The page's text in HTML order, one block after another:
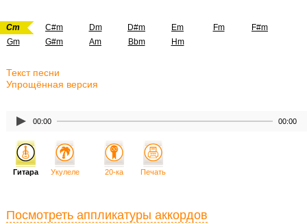
Cm C#m Dm D#m Em Fm
F#m
Gm
G#m Am Bbm Hm
Текст песни
Упрощённая версия
00:00 00:00
Гитара Укулеле 20-ка Печать
Посмотреть аппликатуры аккордов